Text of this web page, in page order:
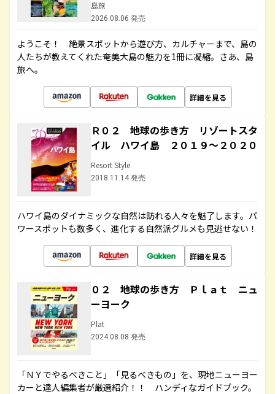
島旅
2026.08.06 発売
ようこそ！ 絶景スポットから遊び方、カルチャーまで、島の
人たちが教えてくれた奄美大島の魅力を1冊に凝縮。さあ、島
旅へ。
詳細を見る
Ｒ０２ 地球の歩き方 リゾートスタ
イル ハワイ島 ２０１９～２０２０
Resort Style
2018.11.14 発売
ハワイ島のダイナミックな自然は訪れる人々を魅了します。パ
ワースポットも数多く、進化する自然派グルメも見逃せない！
詳細を見る
０２ 地球の歩き方 Ｐｌａｔ ニュ
ーヨーク
Plat
2024.08.08 発売
「ＮＹでやるべきこと」「見るべきもの」を、現地ニューヨー
カーと達人編集者が厳選紹介！！ ハンディなガイドブック。